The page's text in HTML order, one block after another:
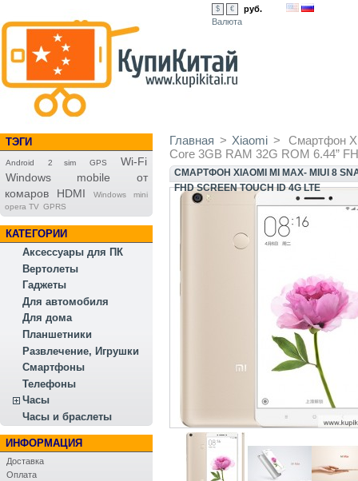
$ €
руб.
Валюта
ТЭГИ
Android 2 sim GPS
Wi-Fi
Windows mobile
от
комаров
HDMI Windows
mini
opera TV GPRS
КАТЕГОРИИ
Аксессуары для ПК
Вертолеты
Гаджеты
Для автомобиля
Для дома
Планшетники
Развлечение, Игрушки
Смартфоны
Телефоны
Часы
Часы и браслеты
ИНФОРМАЦИЯ
Доставка
Оплата
Главная > Xiaomi >
Смартфон
Core 3GB RAM 32G ROM 6.44”
СМАРТФОН XIAOMI MI MAX- MIUI 8
FHD SCREEN TOUCH ID 4G LTE